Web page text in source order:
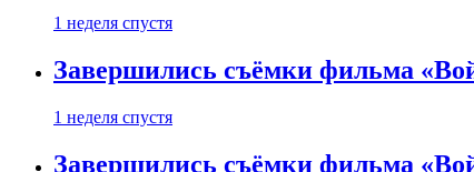
1 неделя спустя
Завершились съёмки фильма
1 неделя спустя
Завершились съёмки фильма